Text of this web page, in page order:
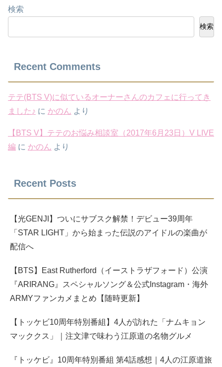
検索
検索
Recent Comments
テテ(BTS V)に似ているオーナーさんのカフェに行ってき
ました♪ に かのん より
【BTS V】テテのお悩み相談室（2017年6月23日）V LIVE
編 に かのん より
Recent Posts
【光GENJI】ついにサブスク解禁！デビュー39周年
「STAR LIGHT」から始まった伝説のアイドルの楽曲が
配信へ
【BTS】East Rutherford（イーストラザフォード）公演
『ARIRANG』スペシャルソング＆公式Instagram・海外
ARMYファンカメまとめ【随時更新】
【トッケビ10周年特別番組】4人が訪れた「ナムキョン
マッククス」｜注文津で味わう江原道の名物グルメ
『トッケビ』10周年特別番組 第4話感想｜4人の江原道旅